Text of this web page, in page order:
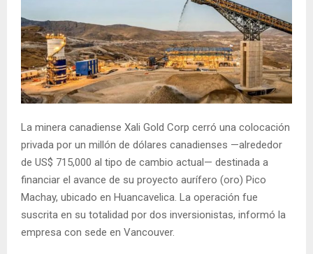
La minera canadiense Xali Gold Corp cerró una colocación
privada por un millón de dólares canadienses —alrededor
de US$ 715,000 al tipo de cambio actual— destinada a
financiar el avance de su proyecto aurífero (oro) Pico
Machay, ubicado en Huancavelica. La operación fue
suscrita en su totalidad por dos inversionistas, informó la
empresa con sede en Vancouver.